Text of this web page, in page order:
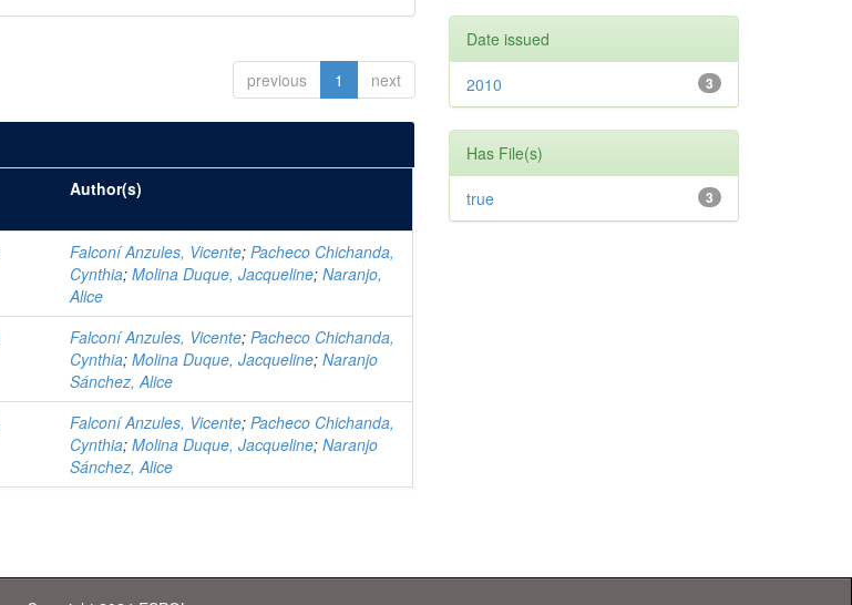
previous 1 next
Author(s)
Falconí Anzules, Vicente;Pacheco Chichanda,
Cynthia;Molina Duque, Jacqueline;Naranjo,
Alice
Falconí Anzules, Vicente;Pacheco Chichanda,
Cynthia;Molina Duque, Jacqueline;Naranjo
Sánchez, Alice
Falconí Anzules, Vicente;Pacheco Chichanda,
Cynthia;Molina Duque, Jacqueline;Naranjo
Sánchez, Alice
Date issued
3
2010
Has File(s)
3
true